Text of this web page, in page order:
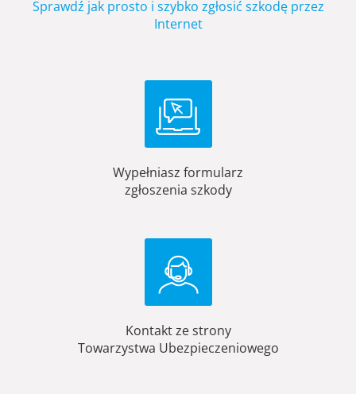
Sprawdź jak prosto i szybko zgłosić szkodę przez
Internet
Wypełniasz formularz
zgłoszenia szkody
Kontakt ze strony
Towarzystwa Ubezpieczeniowego